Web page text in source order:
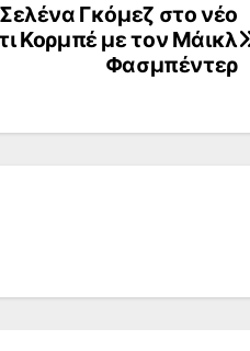
Γκόμεζ στο νέο
Κορμπέ με τον Μάικλ
Φασμπέντερ